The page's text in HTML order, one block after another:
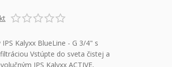
Kalyxx BlueLine - G 3/4" s
Vstúpte do sveta čistej a
IPS Kalyxx ACTIVE,